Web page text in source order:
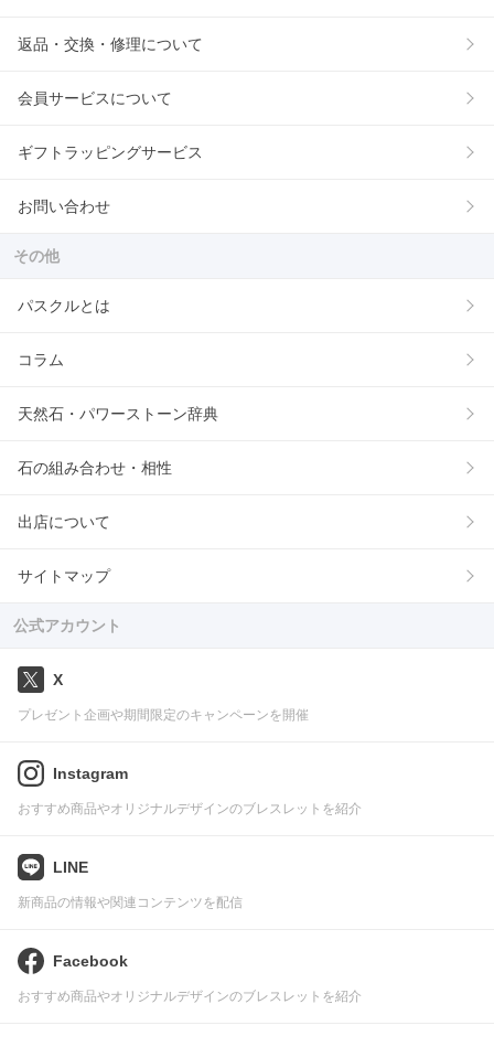
返品・交換・修理について
会員サービスについて
ギフトラッピングサービス
お問い合わせ
その他
パスクルとは
コラム
天然石・パワーストーン辞典
石の組み合わせ・相性
出店について
サイトマップ
公式アカウント
X
プレゼント企画や期間限定のキャンペーンを開催
Instagram
おすすめ商品やオリジナルデザインのブレスレットを紹介
LINE
新商品の情報や関連コンテンツを配信
Facebook
おすすめ商品やオリジナルデザインのブレスレットを紹介